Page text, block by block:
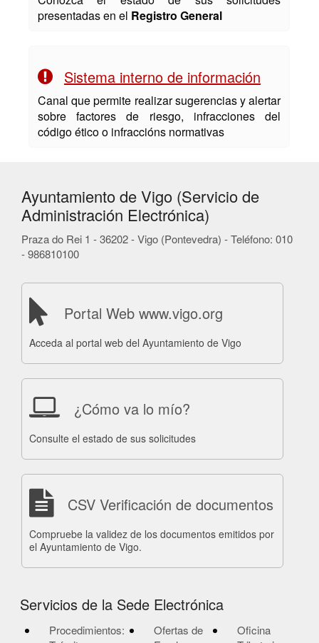
presentadas en el Registro General
Sistema interno de información
Canal que permite realizar sugerencias y alertar
sobre factores de riesgo, infracciones del
código ético o infraccións normativas
Ayuntamiento de Vigo (Servicio de
Administración Electrónica)
Praza do Rei 1 - 36202 - Vigo (Pontevedra) - Teléfono: 010
- 986810100
Portal Web www.vigo.org
Acceda al portal web del Ayuntamiento de Vigo
¿Cómo va lo mío?
Consulte el estado de sus solicitudes
CSV Verificación de documentos
Compruebe la validez de los documentos emitidos por
el Ayuntamiento de Vigo.
Servicios de la Sede Electrónica
Procedimientos:
Ofertas de
Oficina